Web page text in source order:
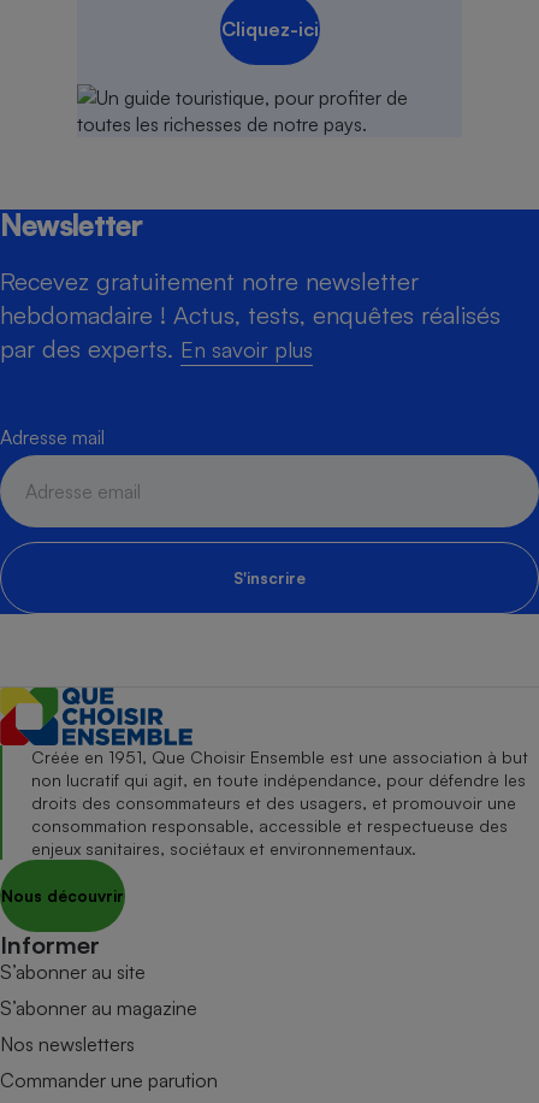
Cliquez-ici
Newsletter
Recevez gratuitement notre newsletter
hebdomadaire ! Actus, tests, enquêtes réalisés
par des experts. En savoir plus
Adresse mail
S'inscrire
Créée en 1951, Que Choisir Ensemble est une association à but
non lucratif qui agit, en toute indépendance, pour défendre les
droits des consommateurs et des usagers, et promouvoir une
consommation responsable, accessible et respectueuse des
enjeux sanitaires, sociétaux et environnementaux.
Nous découvrir
Informer
S’abonner au site
S’abonner au magazine
Nos newsletters
Commander une parution